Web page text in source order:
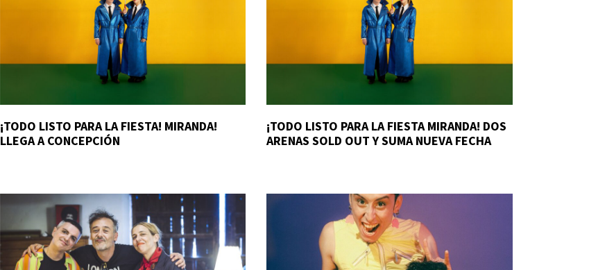
¡TODO LISTO PARA LA FIESTA! MIRANDA!
LLEGA A CONCEPCIÓN
¡TODO LISTO PARA LA FIESTA MIRANDA! DOS
ARENAS SOLD OUT Y SUMA NUEVA FECHA